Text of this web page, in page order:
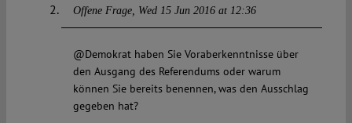
Offene Frage Wed 15 Jun 2016 at 12:36
@Demokrat haben Sie Voraberkenntnisse über
den Ausgang des Referendums oder warum
können Sie bereits benennen, was den Ausschlag
gegeben hat?